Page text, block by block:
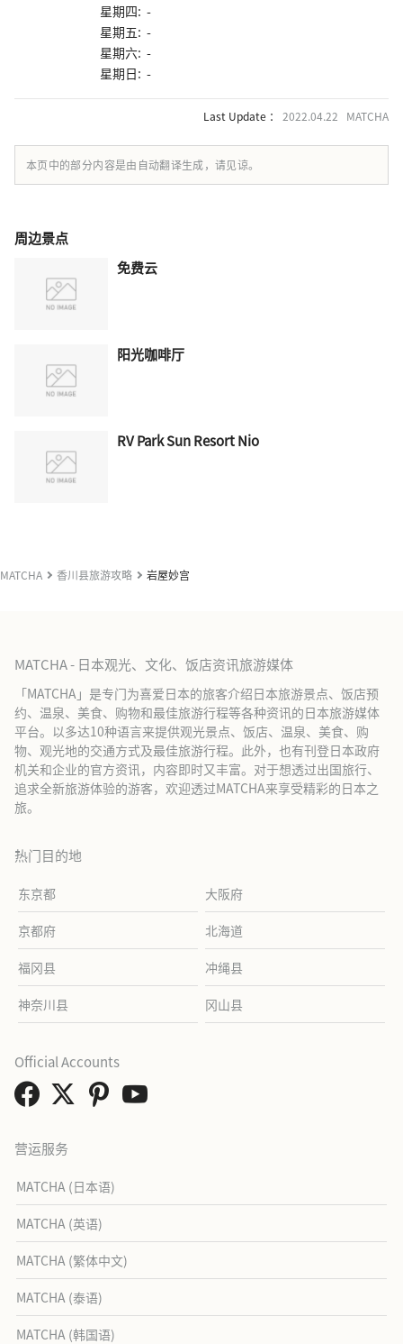
星期四: -
星期五: -
星期六: -
星期日: -
Last Update ： 2022.04.22 MATCHA
本页中的部分内容是由自动翻译生成，请见谅。
周边景点
免费云
阳光咖啡厅
RV Park Sun Resort Nio
MATCHA 香川县旅游攻略 岩屋妙宫
MATCHA - 日本观光、文化、饭店资讯旅游媒体
「MATCHA」是专门为喜爱日本的旅客介绍日本旅游景点、饭店预
约、温泉、美食、购物和最佳旅游行程等各种资讯的日本旅游媒体
平台。以多达10种语言来提供观光景点、饭店、温泉、美食、购
物、观光地的交通方式及最佳旅游行程。此外，也有刊登日本政府
机关和企业的官方资讯，内容即时又丰富。对于想透过出国旅行、
追求全新旅游体验的游客，欢迎透过MATCHA来享受精彩的日本之
旅。
热门目的地
东京都 大阪府
京都府 北海道
福冈县 冲绳县
神奈川县 冈山县
营运服务
MATCHA (日本语)
MATCHA (英语)
MATCHA (繁体中文)
MATCHA (泰语)
MATCHA (韩国语)
Official Accounts